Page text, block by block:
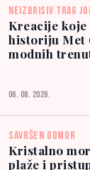
NEIZBRISIV TRAG
Kreacije koje
historiju Met
modnih
06. 08. 2026.
SAVRŠEN ODMOR
Kristalno
plaže i